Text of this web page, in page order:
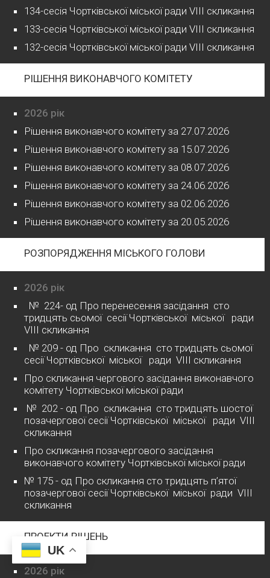
134-сесія Чортківської міської ради VIII скликання
133-сесія Чортківської міської ради VIII скликання
132-сесія Чортківської міської ради VIII скликання
РІШЕННЯ ВИКОНАВЧОГО КОМІТЕТУ
2026 рік
Рішення виконавчого комітету за 27.07.2026
Рішення виконавчого комітету за 15.07.2026
Рішення виконавчого комітету за 08.07.2026
Рішення виконавчого комітету за 24.06.2026
Рішення виконавчого комітету за 02.06.2026
Рішення виконавчого комітету за 20.05.2026
РОЗПОРЯДЖЕННЯ МІСЬКОГО ГОЛОВИ
2026 рік
№ 224- од Про перенесення засідання сто
тридцять сьомої сесії Чортківської міської ради
VІІІ скликання
№ 209 - од Про скликання сто тридцять сьомої
сесії Чортківської міської ради VІІІ скликання
Про скликання чергового засідання виконавчого
комітету Чортківської міської ради
№ 202 - од Про скликання сто тридцять шостої
позачергової сесії Чортківської міської ради VІІІ
скликання
Про скликання позачергового засідання
виконавчого комітету Чортківської міської ради
№ 175 - од Про скликання сто тридцять п’ятої
позачергової сесії Чортківської міської ради VІІІ
скликання
ПРОЕКТИ РІШЕНЬ
2026 рік
UK